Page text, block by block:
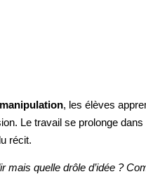
, les élèves
Le travail se prolonge
récit.
mais quelle drôle d’idée ?